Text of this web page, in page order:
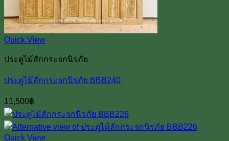
Quick View
ประตูไม้สักกระจกนิรภัย
ประตูไม้สักกระจกนิรภัย BBB240
11,500฿
Quick View